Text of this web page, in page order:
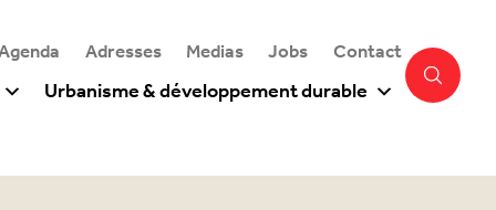
Adresses Medias Jobs Contact
Urbanisme & développement durable